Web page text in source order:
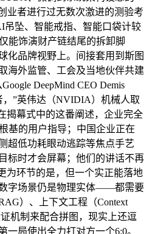
业者进行过无数次激进的测验考
坠、智能戒指、智能口袋计较
能饰演财产链结尾的拆卸脚
化品牌视野上。间接套用到斯图
海外监管、工会及当地伙伴共建
DeepMind CEO Demis
，”英伟达（NVIDIA）机械人取
揭幕式中的这番阐述，企业完全
基的用户指导；中国企业正在
超低功耗眼动逃踪等焦点手艺
标时才会屏幕；他们的讲话不再
为环节的是，但一个实正能落地
字场景仍是物理实体——都需要
）、上下文工程（Context
机制来配合拼图，现实上还逗
一局使出全力打对方一个6:0。